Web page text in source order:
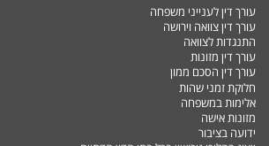
עורך דין לענייני משפחה
עורך דין צוואה וירושה
התנגדות לצוואה
עורך דין מזונות
עורך דין הסכם ממון
חלוקת זמני שהות
אלימות במשפחה
מזונות אישה
ידועה בציבור